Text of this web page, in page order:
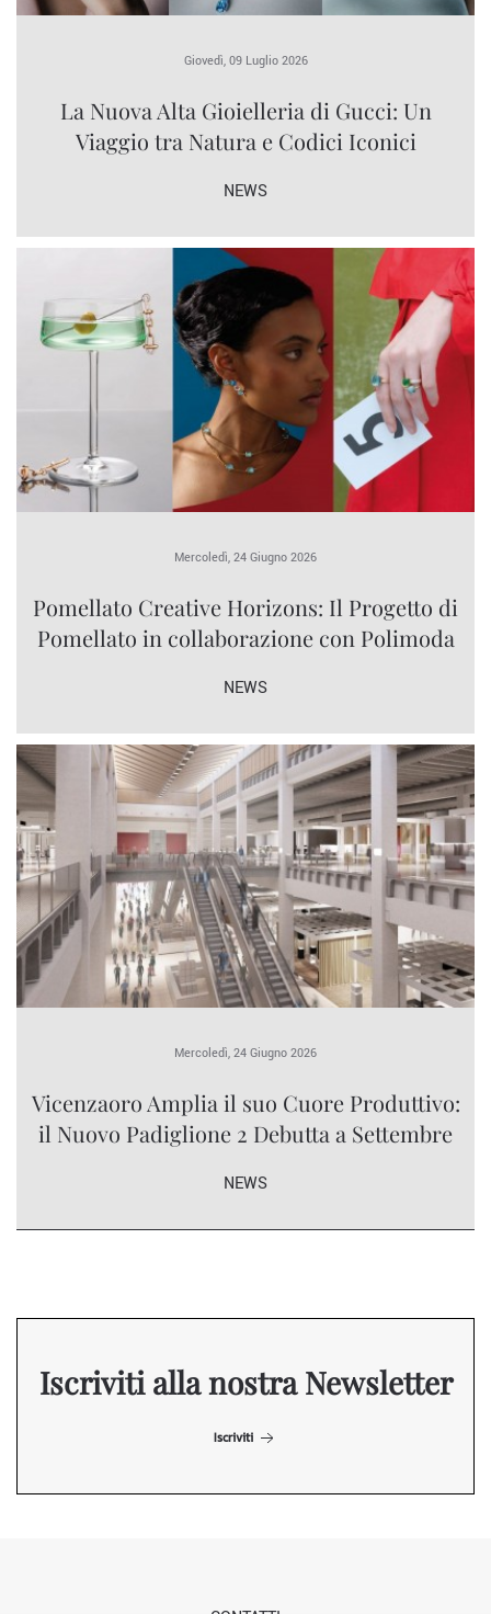
Giovedì, 09 Luglio 2026
La Nuova Alta Gioielleria di Gucci: Un
Viaggio tra Natura e Codici Iconici
NEWS
Mercoledì, 24 Giugno 2026
Pomellato Creative Horizons: Il Progetto di
Pomellato in collaborazione con Polimoda
NEWS
Mercoledì, 24 Giugno 2026
Vicenzaoro Amplia il suo Cuore Produttivo:
il Nuovo Padiglione 2 Debutta a Settembre
NEWS
Iscriviti alla nostra Newsletter
Iscriviti